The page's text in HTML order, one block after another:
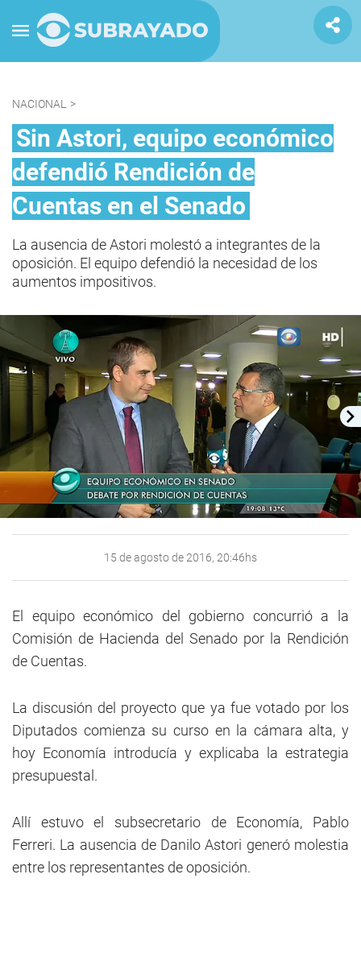
NACIONAL >
Sin Astori, equipo económico
defendió Rendición de
Cuentas en el Senado
La ausencia de Astori molestó a integrantes de la
oposición. El equipo defendió la necesidad de los
aumentos impositivos.
15 de agosto de 2016, 20:46hs
El equipo económico del gobierno concurrió a la
Comisión de Hacienda del Senado por la Rendición
de Cuentas.
La discusión del proyecto que ya fue votado por los
Diputados comienza su curso en la cámara alta, y
hoy Economía introducía y explicaba la estrategia
presupuestal.
Allí estuvo el subsecretario de Economía, Pablo
Ferreri. La ausencia de Danilo Astori generó molestia
entre los representantes de oposición.